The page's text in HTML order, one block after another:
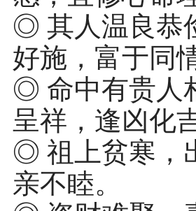
◎ 其人温良恭
好施，富于同
◎ 命中有贵人
呈祥，逢凶化
◎ 祖上贫寒，
亲不睦。